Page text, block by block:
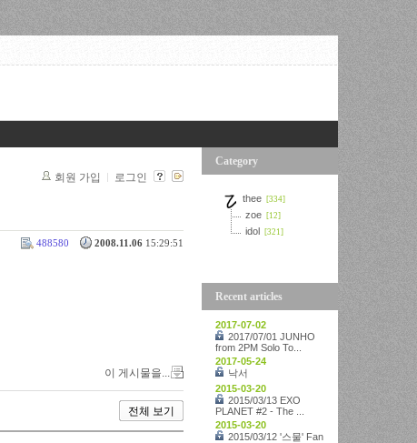
회원 가입 로그인
2008.11.06 15:29:51
488580
이 게시물을...
전체 보기
Category
thee [334]
zoe [12]
idol [321]
Recent articles
2017-07-02
2017/07/01 JUNHO
from 2PM Solo To...
2017-05-24
낙서
2015-03-20
2015/03/13 EXO
PLANET #2 - The ...
2015-03-20
2015/03/12 '스물' Fan